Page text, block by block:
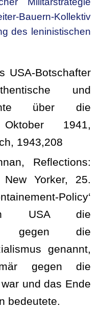
Bauern-Kollektiv
des leninistischen
USA-Botschafter
und
über die
1941,
1943,208
Reflections:
Yorker, 25.
Policy‘
USA die
gegen die
genannt,
gegen die
und das Ende
bedeutete.